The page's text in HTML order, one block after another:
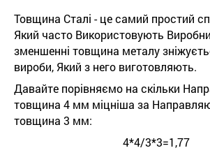
Товщина Сталі - це самий простий
Який часто Використовують
зменшенні товщина металу
вироби, Який з него виготовляють.
Давайте порівняємо на скільки
товщина 4 мм міцніша за
товщина 3 мм:
4*4/3*3=1,77